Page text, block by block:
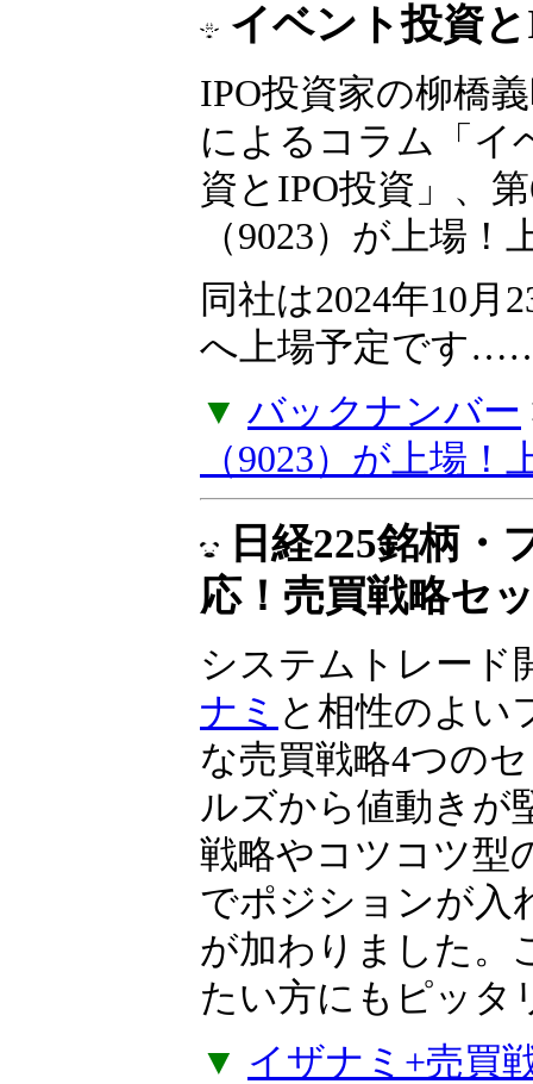
イベント投資
IPO投資家の柳橋
によるコラム「イ
資とIPO投資」、
（9023）が上場
同社は2024年10月
へ上場予定です
▼ バックナンバー
（9023）が上場
日経225銘柄・
応！売買戦略セ
システムトレード
ナミ と相性のよい
な売買戦略4つの
ルズから値動きが
戦略やコツコツ型
でポジションが入
が加わりました。
たい方にもピッタ
▼ イザナミ+売買